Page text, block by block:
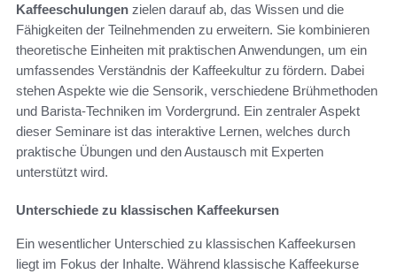
Kaffeeschulungen zielen darauf ab, das Wissen und die
Fähigkeiten der Teilnehmenden zu erweitern. Sie kombinieren
theoretische Einheiten mit praktischen Anwendungen, um ein
umfassendes Verständnis der Kaffeekultur zu fördern. Dabei
stehen Aspekte wie die Sensorik, verschiedene Brühmethoden
und Barista-Techniken im Vordergrund. Ein zentraler Aspekt
dieser Seminare ist das interaktive Lernen, welches durch
praktische Übungen und den Austausch mit Experten
unterstützt wird.
Unterschiede zu klassischen Kaffeekursen
Ein wesentlicher Unterschied zu klassischen Kaffeekursen
liegt im Fokus der Inhalte. Während klassische Kaffeekurse